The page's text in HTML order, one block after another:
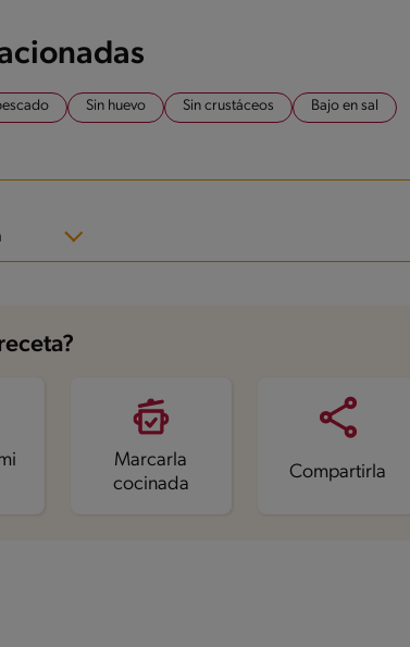
Sin huevo Sin crustáceos
Bajo en sal
Marcarla
cocinada
Compartirla